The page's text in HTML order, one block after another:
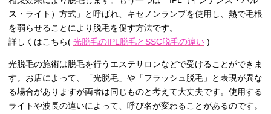
ス・ライト）方式」と呼ばれ、キセノンランプを使用し、熱で毛根
を弱らせることにより脱毛を促す方法です。
詳しくはこちら( 光脱毛のIPL脱毛とSSC脱毛の違い )
光脱毛の施術は脱毛を行うエステサロンなどで受けることができま
す。お店によって、「光脱毛」や「フラッシュ脱毛」と表現が異な
る場合がありますが両者は同じものと考えて大丈夫です。使用する
ライトや波長の違いによって、呼び名が変わることがあるのです。